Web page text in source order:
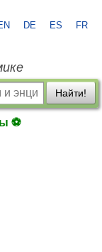
DE ES FR
Найти!
⚽